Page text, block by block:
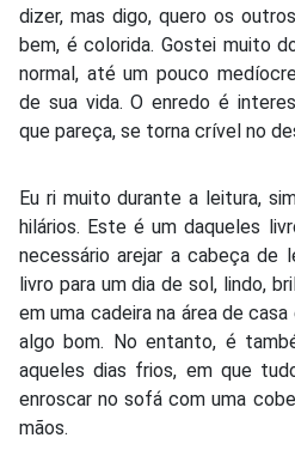
dizer, mas digo, quero os
bem, é colorida. Gostei muito
normal, até um pouco
de sua vida. O enredo é
que pareça, se torna crível no
Eu ri muito durante a leitura,
hilários. Este é um daqueles
necessário arejar a cabeça de
livro para um dia de sol, lindo,
em uma cadeira na área de
algo bom. No entanto, é
aqueles dias frios, em que
enroscar no sofá com uma
mãos.